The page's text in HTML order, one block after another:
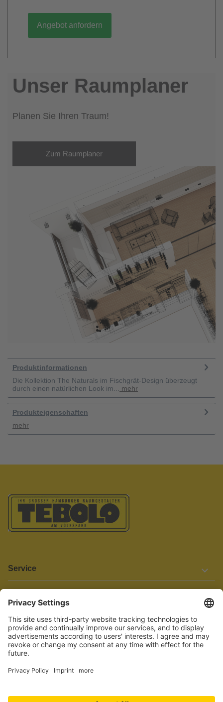
Angebot anfordern
Unser Raumplaner
Planen Sie Ihren Traum!
Zum Raumplaner
Produktinformationen
Die Kollektion The Naturals im Fischgrät-Design überzeugt
durch einen natürlichen Look im...
mehr
Produkteigenschaften
mehr
Service
Informationen
Barrierefreiheit
Wir bemühen uns, unsere Website barrierefrei zu gestalten.
Einige Inhalte und Funktionen sind derzeit jedoch noch nicht
vollständig zugänglich. Wenn Sie auf Barrieren stoßen oder Hilfe
benötigen, kontaktieren Sie uns bitte unter service[at]knutzen.de.
Vertrag widerrufen
© 2026 TEBOLO